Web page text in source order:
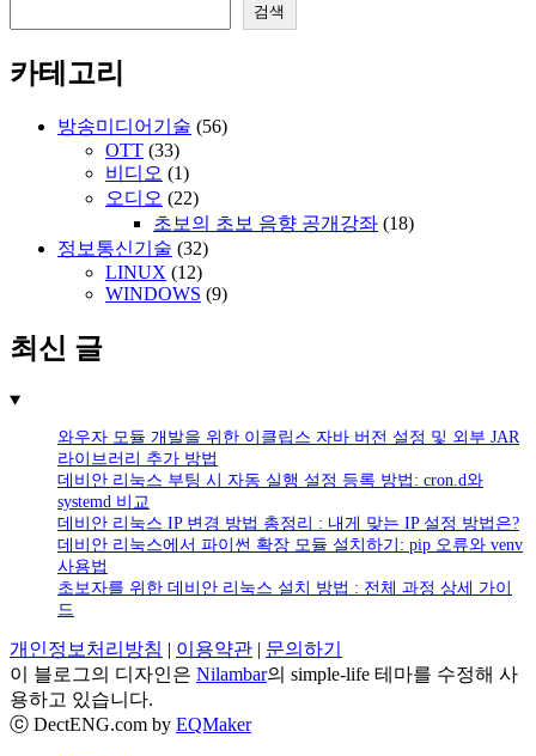
검색
카테고리
방송미디어기술 (56)
OTT (33)
비디오 (1)
오디오 (22)
초보의 초보 음향 공개강좌 (18)
정보통신기술 (32)
LINUX (12)
WINDOWS (9)
최신 글
와우자 모듈 개발을 위한 이클립스 자바 버전 설정 및 외부 JAR
라이브러리 추가 방법
데비안 리눅스 부팅 시 자동 실행 설정 등록 방법: cron.d와
systemd 비교
데비안 리눅스 IP 변경 방법 총정리 : 내게 맞는 IP 설정 방법은?
데비안 리눅스에서 파이썬 확장 모듈 설치하기: pip 오류와 venv
사용법
초보자를 위한 데비안 리눅스 설치 방법 : 전체 과정 상세 가이
드
개인정보처리방침 | 이용약관 | 문의하기
이 블로그의 디자인은 Nilambar의 simple-life 테마를 수정해 사
용하고 있습니다.
ⓒ DectENG.com by EQMaker